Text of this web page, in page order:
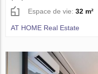
Espace de vie:32 m²
AT HOME Real Estate